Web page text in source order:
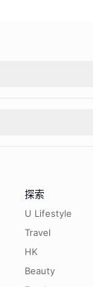
探索
U Lifestyle
Travel
HK
Beauty